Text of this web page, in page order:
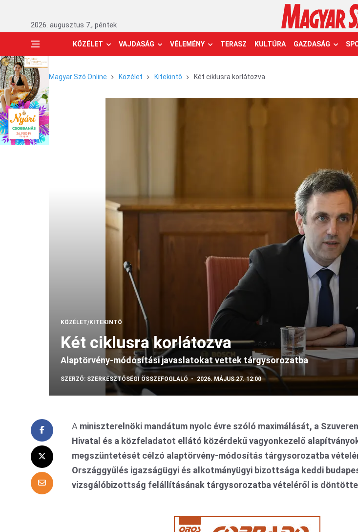
2026. augusztus 7., péntek
KÖZÉLET VAJDASÁG VÉLEMÉNY TERASZ KULTÚRA GAZDASÁG
Magyar Szó Online Közélet Kitekintő Két ciklusra korlátozva
KÖZÉLET/KITEKINTŐ
Két ciklusra korlátozva
Alaptörvény-módosítási javaslatokat vettek tárgysorozatba
SZERZŐ: SZERKESZTŐSÉGI ÖSSZEFOGLALÓ 2026. MÁJUS 27. 12:00
A miniszterelnöki mandátum nyolc évre szóló maximálását, a
Hivatal és a közfeladatot ellátó közérdekű vagyonkezelő
megszüntetését célzó alaptörvény-módosítás tárgysorozatba
Országgyűlés igazságügyi és alkotmányügyi bizottsága keddi
vizsgálóbizottság felállításának tárgysorozatba vételéről is